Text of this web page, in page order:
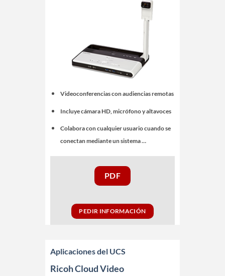
Videoconferencias con audiencias remotas
Incluye cámara HD, micrófono y altavoces
Colabora con cualquier usuario cuando se
conectan mediante un sistema …
PDF
PEDIR INFORMACIÓN
Aplicaciones del UCS
Ricoh Cloud Video